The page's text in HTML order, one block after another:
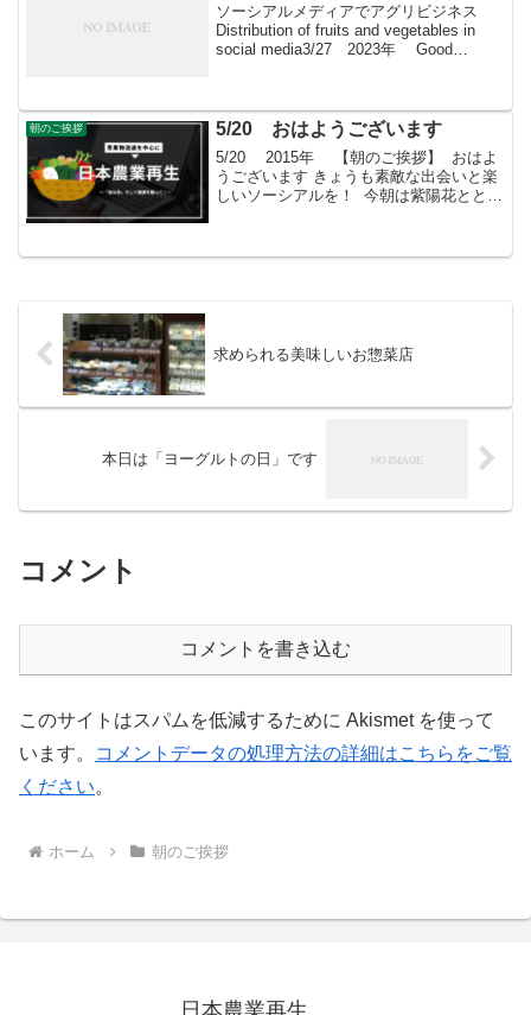
ソーシアルメディアでアグリビジネス
Distribution of fruits and vegetables in
social media3/27 2023年 Good
朝のご挨拶 5/20 おはようございます
5/20 2015年 【朝のご挨拶】 おはよ
うございます きょうも素敵な出会いと楽
しいソーシアルを！ 今朝は紫陽花ととも
はこちら
求められる美味しいお惣菜店
本日は「ヨーグルトの日」です
コメント
コメントを書き込む
このサイトはスパムを低減するために Akismet を使って
います。
コメントデータの処理方法の詳細はこちらをご覧
ください。
ホーム 朝のご挨拶
日本農業再生